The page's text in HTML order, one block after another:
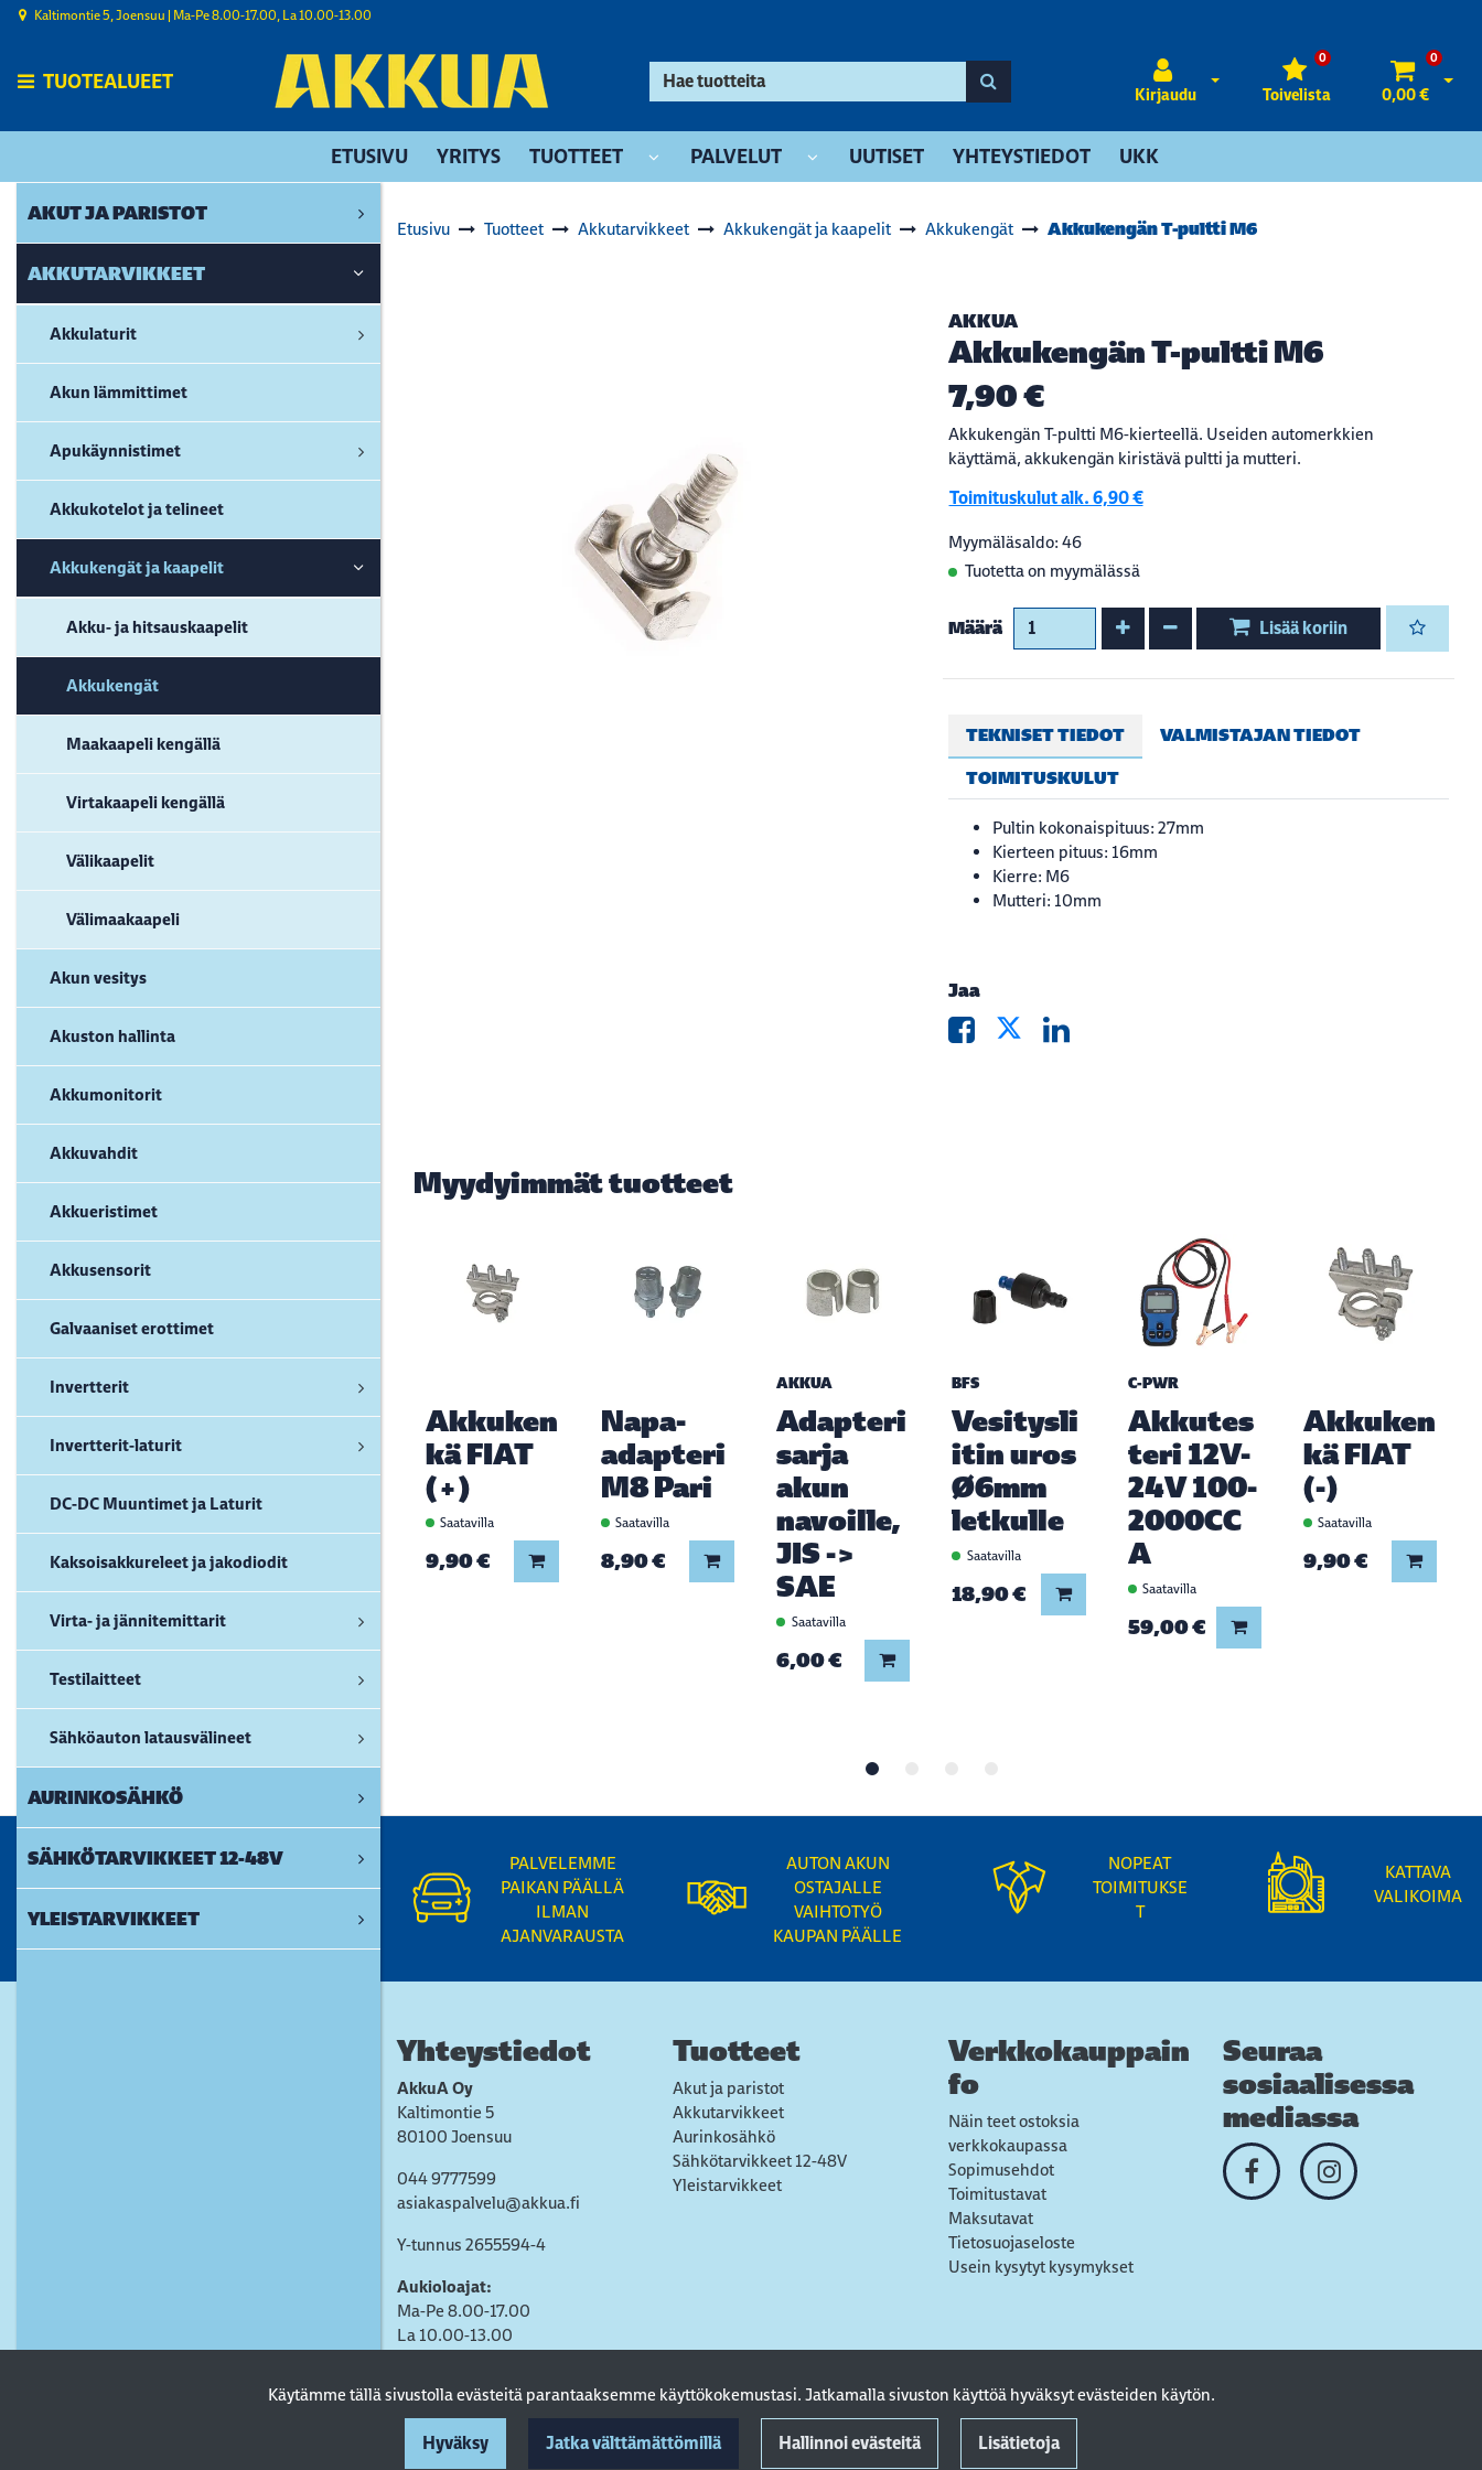
Käytämme tällä sivustolla evästeitä parantaaksemme käyttökokemustasi. Jatkamalla sivuston käyttöä hyväksyt evästeiden käytön.
Hyväksy Jatka välttämättömillä Hallinnoi evästeitä Lisätietoja
Siirry pääsisältöön
Kaltimontie 5, Joensuu | ​Ma-Pe 8.00-17.00, La 10.00-13.00
TUOTEALUEET
Kirjaudu
Avaa kirjautuminen
Toivelista
0 0
0,00 €
ETUSIVU YRITYS TUOTTEET PALVELUT UUTISET YHTEYSTIEDOT UKK
AKUT JA PARISTOT
AKKUTARVIKKEET
Akkulaturit
Akun lämmittimet
Apukäynnistimet
Akkukotelot ja telineet
Akkukengät ja kaapelit
Akku- ja hitsauskaapelit
Akkukengät
Maakaapeli kengällä
Virtakaapeli kengällä
Välikaapelit
Välimaakaapeli
Akun vesitys
Akuston hallinta
Akkumonitorit
Akkuvahdit
Akkueristimet
Akkusensorit
Galvaaniset erottimet
Invertterit
Invertterit-laturit
DC-DC Muuntimet ja Laturit
Kaksoisakkureleet ja jakodiodit
Virta- ja jännitemittarit
Testilaitteet
Sähköauton latausvälineet
AURINKOSÄHKÖ
SÄHKÖTARVIKKEET 12-48V
YLEISTARVIKKEET
Etusivu Tuotteet Akkutarvikkeet Akkukengät ja kaapelit Akkukengät Akkukengän T-pultti M6
AKKUA
Akkukengän T-pultti M6
7,90 €
Akkukengän T-pultti M6-kierteellä. Useiden automerkkien
käyttämä, akkukengän kiristävä pultti ja mutteri.
Toimituskulut alk. 6,90 €
Myymäläsaldo: 46
Tuotetta on myymälässä
Määrä Kasvata määrää
Vähennä määrääLisää koriin
TEKNISET TIEDOT
VALMISTAJAN TIEDOT
TOIMITUSKULUT
Pultin kokonaispituus: 27mm
Kierteen pituus: 16mm
Kierre: M6
Mutteri: 10mm
Jaa
Myydyimmät tuotteet
Akkuken
kä FIAT
(+)
Saatavilla
9,90 € Lisää koriin
Napa-
adapteri
M8 Pari
Saatavilla
8,90 € Lisää koriin
AKKUA
Adapteri
sarja
akun
navoille,
JIS ->
SAE
Saatavilla
6,00 € Lisää koriin
BFS
Vesitysli
itin uros
Ø6mm
letkulle
Saatavilla
18,90 € Lisää koriin
C-PWR
Akkutes
teri 12V-
24V 100-
2000CC
A
Saatavilla
59,00 € Lisää koriin
Akkuken
kä FIAT
(-)
Saatavilla
9,90 € Lisää
PALVELEMME
PAIKAN PÄÄLLÄ
ILMAN
AJANVARAUSTA
AUTON AKUN
OSTAJALLE
VAIHTOTYÖ
KAUPAN PÄÄLLE
NOPEAT
TOIMITUKSE
T
KATTAVA
VALIKOIMA
Yhteystiedot
AkkuA Oy
Kaltimontie 5
80100 Joensuu
044 9777599
asiakaspalvelu@akkua.fi
Y-tunnus 2655594-4
Aukioloajat:
Ma-Pe 8.00-17.00
La 10.00-13.00
Tuotteet
Akut ja paristot
Akkutarvikkeet
Aurinkosähkö
Sähkötarvikkeet 12-48V
Yleistarvikkeet
Verkkokauppain
fo
Näin teet ostoksia
verkkokaupassa
Sopimusehdot
Toimitustavat
Maksutavat
Tietosuojaseloste
Usein kysytyt kysymykset
Seuraa
sosiaalisessa
mediassa